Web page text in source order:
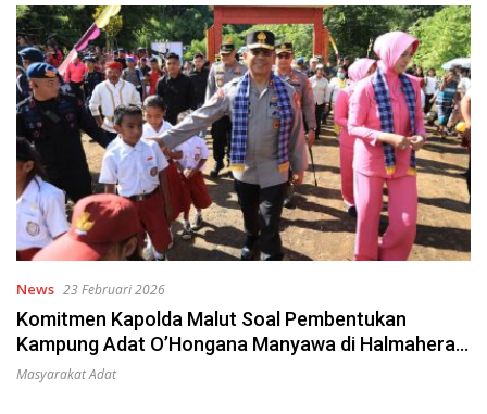
News 23 Februari 2026
Komitmen Kapolda Malut Soal Pembentukan
Kampung Adat O’Hongana Manyawa di Halmahera
Utara
Masyarakat Adat